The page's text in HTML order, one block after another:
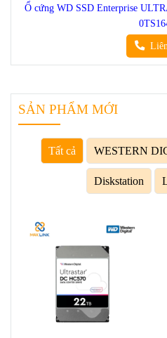
Ổ cứng WD SSD Enterprise
SẢN PHẨM MỚI
Tất cả WESTERN
Diskstation